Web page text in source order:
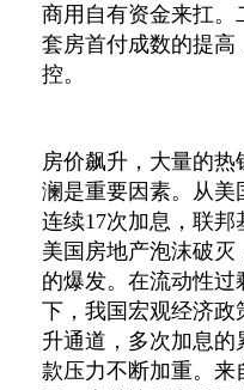
商用自有资金来扛
套房首付成数的提
控。
房价飙升，大量的
澜是重要因素。从
连续17次加息，联邦
美国房地产泡沫破
的爆发。在流动性
下，我国宏观经济
升通道，多次加息
款压力不断加重。